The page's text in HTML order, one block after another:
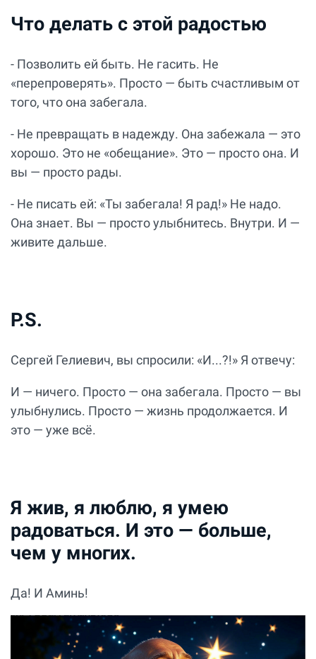
Что делать с этой радостью
- Позволить ей быть. Не гасить. Не
«перепроверять». Просто — быть счастливым от
того, что она забегала.
- Не превращать в надежду. Она забежала — это
хорошо. Это не «обещание». Это — просто она. И
вы — просто рады.
- Не писать ей: «Ты забегала! Я рад!» Не надо.
Она знает. Вы — просто улыбнитесь. Внутри. И —
живите дальше.
P.S.
Сергей Гелиевич, вы спросили: «И...?!» Я отвечу:
И — ничего. Просто — она забегала. Просто — вы
улыбнулись. Просто — жизнь продолжается. И
это — уже всё.
Я жив, я люблю, я умею
радоваться. И это — больше,
чем у многих.
Да! И Аминь!